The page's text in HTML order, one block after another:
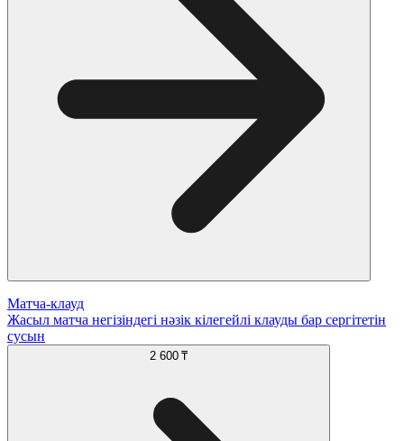
Матча-клауд
Жасыл матча негізіндегі нәзік кілегейлі клауды бар сергітетін
сусын
2 600 ₸